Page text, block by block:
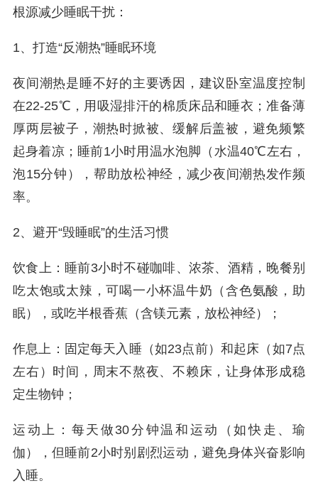
根源减少睡眠干扰：
1、打造“反潮热”睡眠环境
夜间潮热是睡不好的主要诱因，建议卧室温度控制
在22-25℃，用吸湿排汗的棉质床品和睡衣；准备薄
厚两层被子，潮热时掀被、缓解后盖被，避免频繁
起身着凉；睡前1小时用温水泡脚（水温40℃左右，
泡15分钟），帮助放松神经，减少夜间潮热发作频
率。
2、避开“毁睡眠”的生活习惯
饮食上：睡前3小时不碰咖啡、浓茶、酒精，晚餐别
吃太饱或太辣，可喝一小杯温牛奶（含色氨酸，助
眠），或吃半根香蕉（含镁元素，放松神经）；
作息上：固定每天入睡（如23点前）和起床（如7点
左右）时间，周末不熬夜、不赖床，让身体形成稳
定生物钟；
运动上：每天做30分钟温和运动（如快走、瑜
伽），但睡前2小时别剧烈运动，避免身体兴奋影响
入睡。